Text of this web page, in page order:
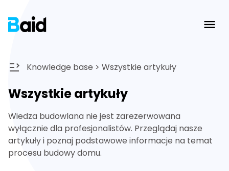
Knowledge base > Wszystkie artykuły
Wszystkie artykuły
Wiedza budowlana nie jest zarezerwowana
wyłącznie dla profesjonalistów. Przeglądaj nasze
artykuły i poznaj podstawowe informacje na temat
procesu budowy domu.